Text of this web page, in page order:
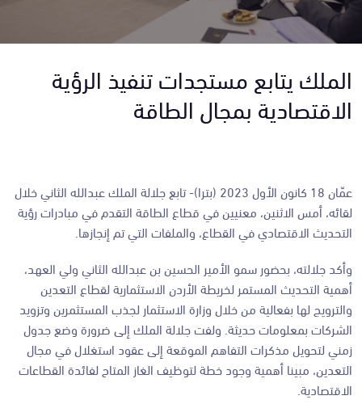
الملك يتابع مستجدات تنفيذ الرؤية
الاقتصادية بمجال الطاقة
عمّان 18 كانون الأول 2023 (بترا)- تابع جلالة الملك عبدالله الثاني خلال
لقائه، أمس الاثنين، معنيين في قطاع الطاقة التقدم في مبادرات رؤية
التحديث الاقتصادي في القطاع، والملفات التي تم إنجازها.
وأكد جلالته، بحضور سمو الأمير الحسين بن عبدالله الثاني ولي العهد،
أهمية التحديث المستمر لخريطة الأردن الاستثمارية لقطاع التعدين
والترويج لها بفعالية من خلال وزارة الاستثمار لجذب المستثمرين وتزويد
الشركات بمعلومات حديثة. ولفت جلالة الملك إلى ضرورة وضع جدول
زمني لتحويل مذكرات التفاهم الموقعة إلى عقود استغلال في مجال
التعدين، مبينا أهمية وجود خطة لتوظيف الغاز المتاح لفائدة القطاعات
الاقتصادية.